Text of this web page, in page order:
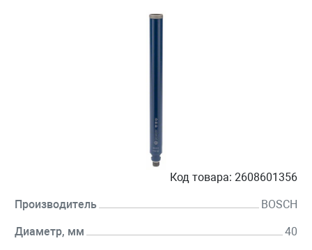
Код товара: 2608601356
Производитель BOSCH
Диаметр, мм 40